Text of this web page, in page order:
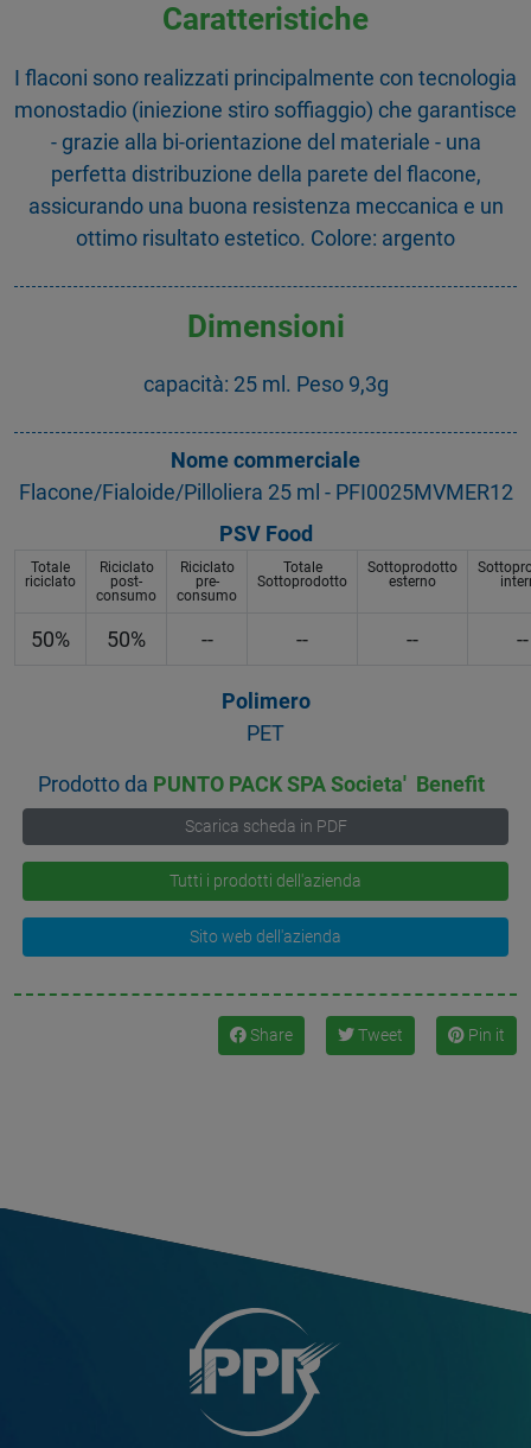
Caratteristiche
I flaconi sono realizzati principalmente con tecnologia
monostadio (iniezione stiro soffiaggio) che garantisce
- grazie alla bi-orientazione del materiale - una
perfetta distribuzione della parete del flacone,
assicurando una buona resistenza meccanica e un
ottimo risultato estetico. Colore: argento
Dimensioni
capacità: 25 ml. Peso 9,3g
Nome commerciale
Flacone/Fialoide/Pilloliera 25 ml - PFI0025MVMER12
PSV Food
Totale
riciclato
Riciclato
post-
consumo
Riciclato
pre-
consumo
Totale
Sottoprodotto
Sottoprodotto
esterno
50% 50% -- -- -- --
Polimero
PET
Prodotto da PUNTO PACK SPA Societa' Benefit
Scarica scheda in PDF
Tutti i prodotti dell'azienda
Sito web dell'azienda
Share Tweet Pin it